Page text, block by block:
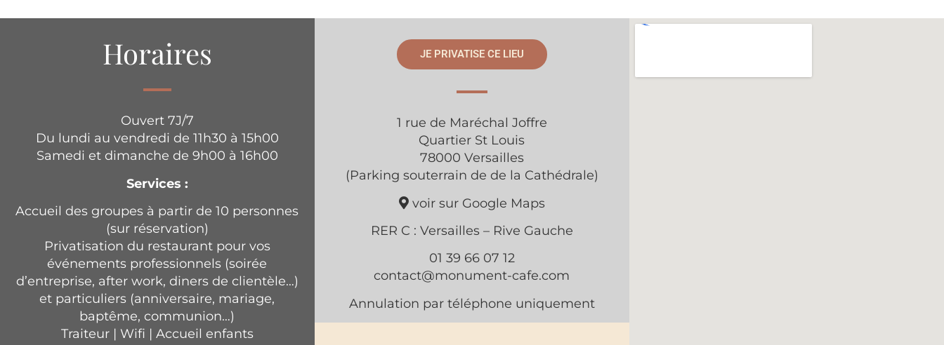
Horaires
Ouvert 7J/7
Du lundi au vendredi de 11h30 à 15h00
Samedi et dimanche de 9h00 à 16h00
Services :
Accueil des groupes à partir de 10 personnes
(sur réservation)
Privatisation du restaurant pour vos
événements professionnels (soirée
d’entreprise, after work, diners de clientèle…)
et particuliers (anniversaire, mariage,
baptême, communion…)
Traiteur | Wifi | Accueil enfants
JE PRIVATISE CE LIEU
1 rue de Maréchal Joffre
Quartier St Louis
78000 Versailles
(Parking souterrain de de la Cathédrale)
voir sur Google Maps
RER C : Versailles – Rive Gauche
01 39 66 07 12
contact@monument-cafe.com
Annulation par téléphone uniquement